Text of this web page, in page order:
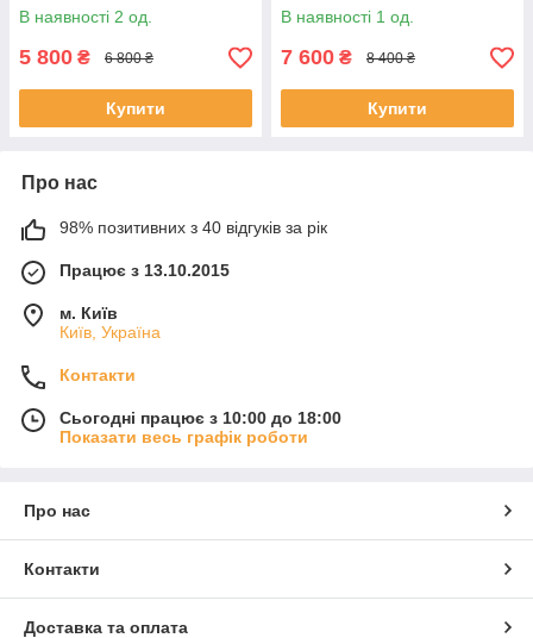
В наявності 2 од.
5 800 ₴ 6 800 ₴
Купити
В наявності 1 од.
7 600 ₴ 8 400 ₴
Купити
Про нас
98% позитивних з 40 відгуків за рік
Працює з 13.10.2015
м. Київ
Київ, Україна
Контакти
Сьогодні працює з 10:00 до 18:00
Показати весь графік роботи
Про нас
Контакти
Доставка та оплата